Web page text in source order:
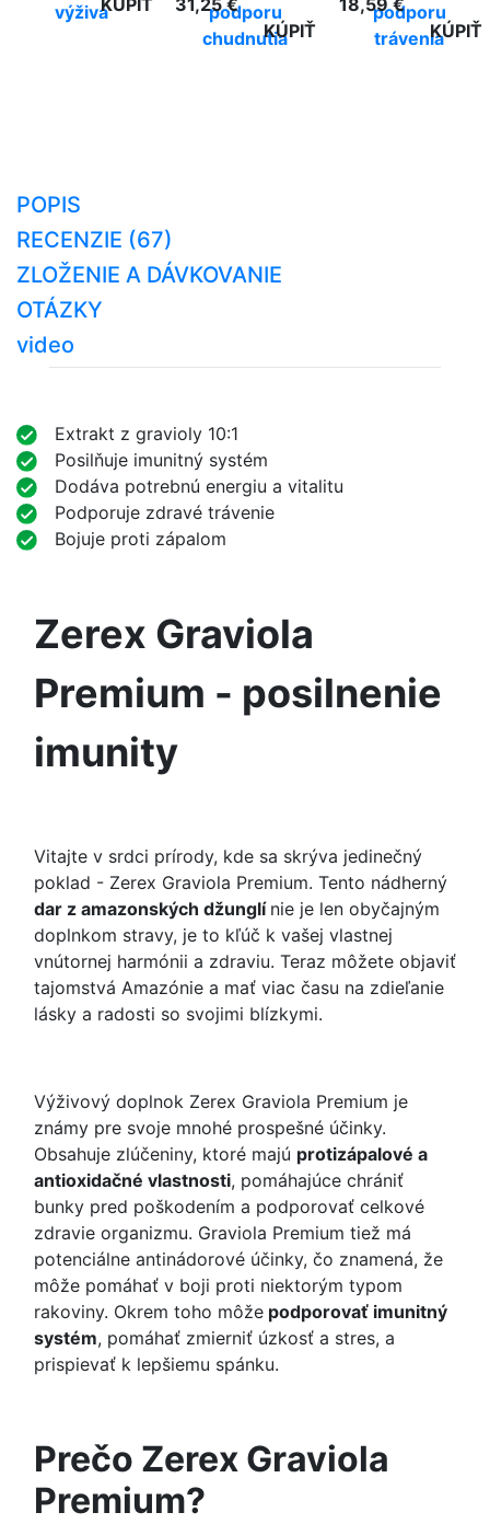
výživaKÚPIŤ
podporu
chudnutia
31,25 €
KÚPIŤ
podporu
trávenia
18,59 €
KÚPIŤ
POPIS
RECENZIE (67)
ZLOŽENIE A DÁVKOVANIE
OTÁZKY
video
Extrakt z gravioly 10:1
Posilňuje imunitný systém
Dodáva potrebnú energiu a vitalitu
Podporuje zdravé trávenie
Bojuje proti zápalom
Zerex Graviola
Premium - posilnenie
imunity
Vitajte v srdci prírody, kde sa skrýva jedinečný
poklad - Zerex Graviola Premium. Tento nádherný
dar z amazonských džunglí nie je len obyčajným
doplnkom stravy, je to kľúč k vašej vlastnej
vnútornej harmónii a zdraviu. Teraz môžete objaviť
tajomstvá Amazónie a mať viac času na zdieľanie
lásky a radosti so svojimi blízkymi.
Výživový doplnok Zerex Graviola Premium je
známy pre svoje mnohé prospešné účinky.
Obsahuje zlúčeniny, ktoré majú protizápalové a
antioxidačné vlastnosti, pomáhajúce chrániť
bunky pred poškodením a podporovať celkové
zdravie organizmu. Graviola Premium tiež má
potenciálne antinádorové účinky, čo znamená, že
môže pomáhať v boji proti niektorým typom
rakoviny. Okrem toho môže podporovať imunitný
systém, pomáhať zmierniť úzkosť a stres, a
prispievať k lepšiemu spánku.
Prečo Zerex Graviola
Premium?